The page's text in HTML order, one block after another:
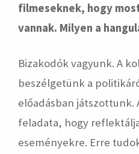
filmeseknek, hogy
vannak. Milyen a
Bizakodók vagyunk. A
beszélgetünk a
előadásban játszottunk.
feladata, hogy
eseményekre. Erre